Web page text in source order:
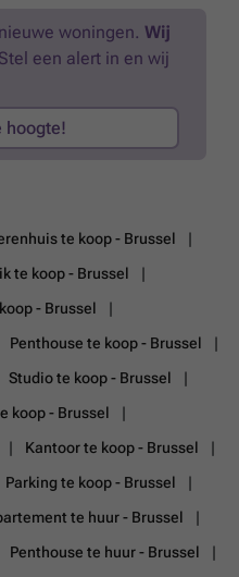
PANORAMA B2B voor meer
via ###
woningen. Wij
Stel een alert in en wij
hoogte!
te koop - Brussel
te koop - Brussel
- Brussel
Penthouse te koop - Brussel
Studio te koop - Brussel
koop - Brussel
Kantoor te koop - Brussel
Parking te koop - Brussel
te huur - Brussel
Penthouse te huur - Brussel